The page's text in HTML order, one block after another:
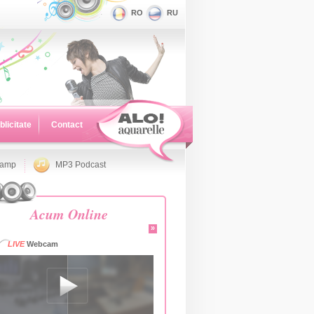
RO RU
Contact
MP3 Podcast
Acum Online
»
LIVEWebcam